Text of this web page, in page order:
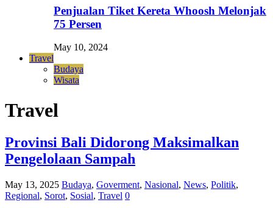
Penjualan Tiket Kereta Whoosh Melonjak
75 Persen
May 10, 2024
Travel
Budaya
Wisata
Travel
Provinsi Bali Didorong Maksimalkan
Pengelolaan Sampah
May 13, 2025 Budaya, Goverment, Nasional, News, Politik,
Regional, Sorot, Sosial, Travel 0